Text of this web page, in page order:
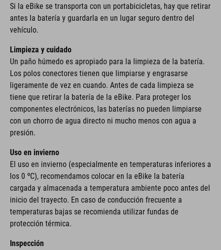
Si la eBike se transporta con un portabicicletas, hay que retirar
antes la batería y guardarla en un lugar seguro dentro del
vehículo.
Limpieza y cuidado
Un paño húmedo es apropiado para la limpieza de la batería.
Los polos conectores tienen que limpiarse y engrasarse
ligeramente de vez en cuando. Antes de cada limpieza se
tiene que retirar la batería de la eBike. Para proteger los
componentes electrónicos, las baterías no pueden limpiarse
con un chorro de agua directo ni mucho menos con agua a
presión.
Uso en invierno
El uso en invierno (especialmente en temperaturas inferiores a
los 0 ºC), recomendamos colocar en la eBike la batería
cargada y almacenada a temperatura ambiente poco antes del
inicio del trayecto. En caso de conducción frecuente a
temperaturas bajas se recomienda utilizar fundas de
protección térmica.
Inspección